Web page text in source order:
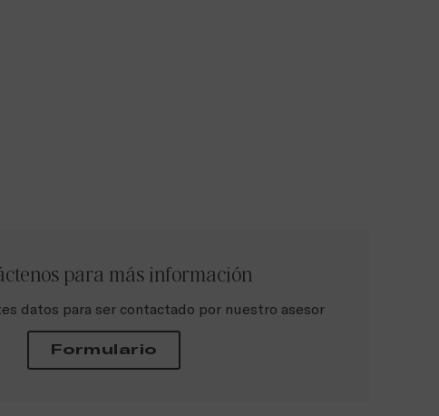
para más información
datos para ser contactado por nuestro asesor
Formulario